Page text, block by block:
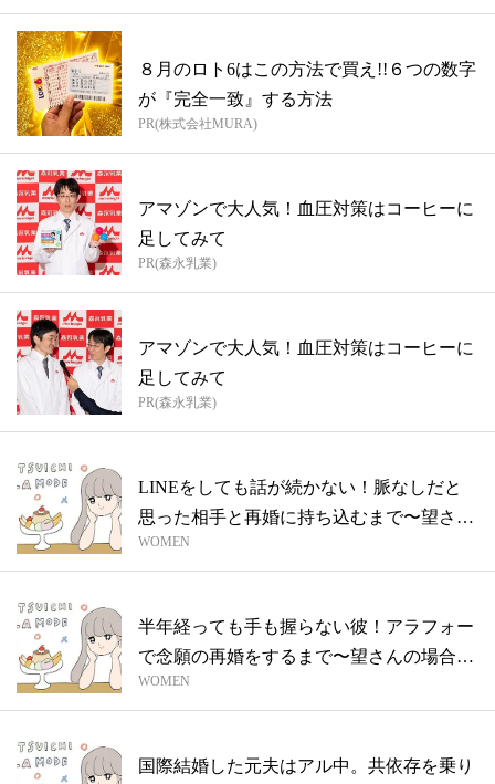
８月のロト6はこの方法で買え!!６つの数字
が『完全一致』する方法
PR(株式会社MURA)
アマゾンで大人気！血圧対策はコーヒーに
足してみて
PR(森永乳業)
アマゾンで大人気！血圧対策はコーヒーに
足してみて
PR(森永乳業)
LINEをしても話が続かない！脈なしだと
思った相手と再婚に持ち込むまで〜望さん
の...
WOMEN
半年経っても手も握らない彼！アラフォー
で念願の再婚をするまで〜望さんの場合
vol...
WOMEN
国際結婚した元夫はアル中。共依存を乗り